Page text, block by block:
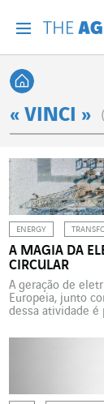
Voltar
« VINCI » (
ENERGY
A MAGIA DA
CIRCULAR
A geração de
Europeia, junto
dessa atividade é
Finlândia. Uma
Hikiä, na